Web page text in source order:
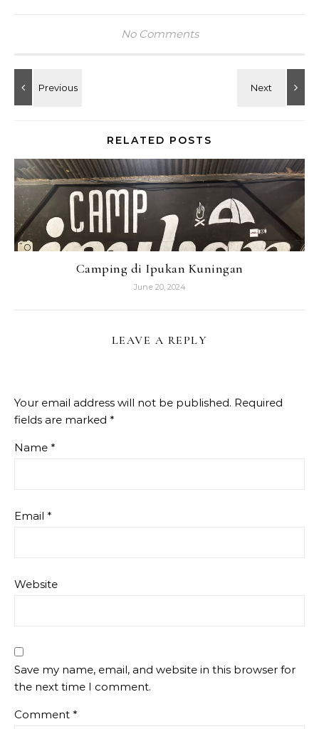
No Comments
RELATED POSTS
Camping di Ipukan Kuningan
June 20, 2024
LEAVE A REPLY
Your email address will not be published. Required
fields are marked *
Name *
Email *
Website
Save my name, email, and website in this browser for
the next time I comment.
Comment *